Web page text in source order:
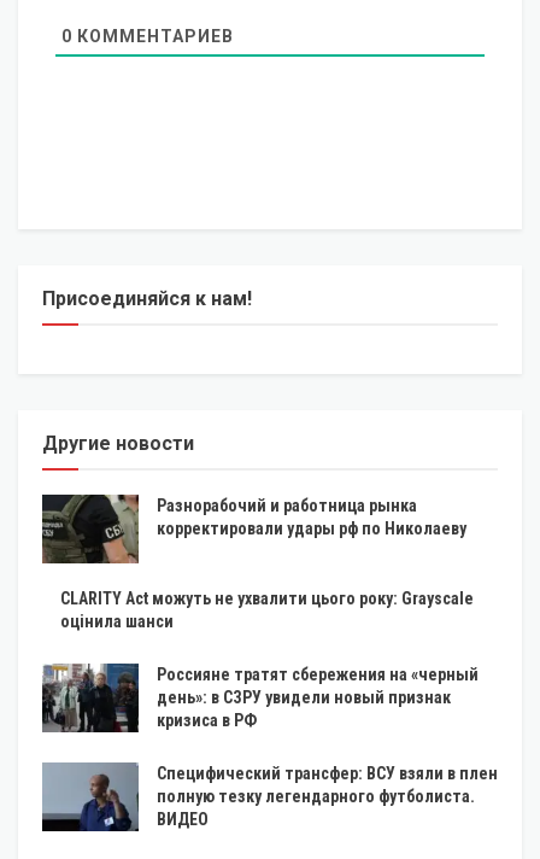
0 КОММЕНТАРИЕВ
Присоединяйся к нам!
Другие новости
Разнорабочий и работница рынка
корректировали удары рф по Николаеву
CLARITY Act можуть не ухвалити цього року: Grayscale
оцінила шанси
Россияне тратят сбережения на «черный
день»: в СЗРУ увидели новый признак
кризиса в РФ
Специфический трансфер: ВСУ взяли в плен
полную тезку легендарного футболиста.
ВИДЕО